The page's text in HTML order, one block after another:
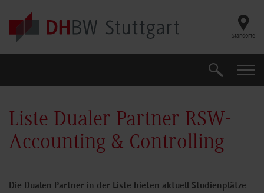
Skip to main content
Standorte
Suche
Liste Dualer Partner RSW-
Accounting & Controlling
Die Dualen Partner in der Liste bieten aktuell Studienplätze